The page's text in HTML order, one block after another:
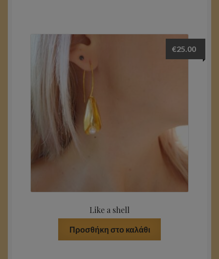
Like a shell
€25.00
Προσθήκη στο καλάθι